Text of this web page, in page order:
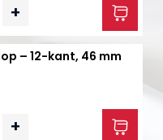
+
– 12-kant, 46 mm
+